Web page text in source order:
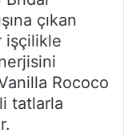
çıkan
işçilikle
Rococo
tatlarla